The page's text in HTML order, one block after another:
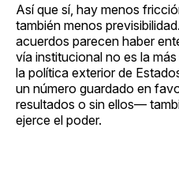
Así que sí, hay menos
también menos
acuerdos parecen haber
vía institucional no es la
la política exterior de
un número guardado en
resultados o sin ellos—
ejerce el poder.